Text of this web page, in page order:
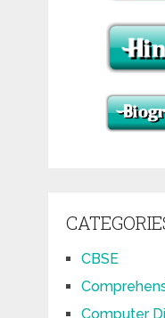
CBSE
Computer